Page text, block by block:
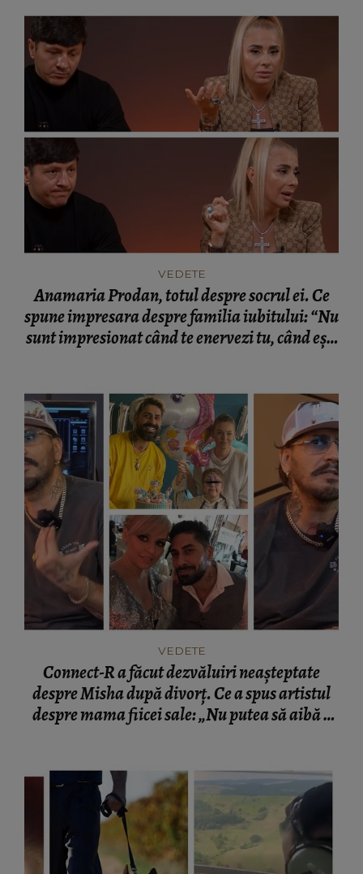
VEDETE
Anamaria Prodan, totul despre socrul ei. Ce
spune impresara despre familia iubitului: “Nu
sunt impresionat când te enervezi tu, când ești
VEDETE
Connect-R a făcut dezvăluiri neașteptate
despre Misha după divorț. Ce a spus artistul
despre mama fiicei sale: „Nu putea să aibă o